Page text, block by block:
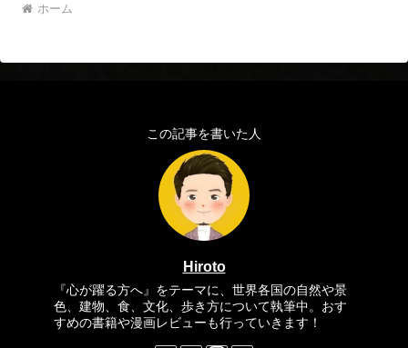
ホーム
この記事を書いた人
Hiroto
『心が躍る方へ』をテーマに、世界各国の自然や景
色、建物、食、文化、歩き方について執筆中。おす
すめの書籍や漫画レビューも行っていきます！